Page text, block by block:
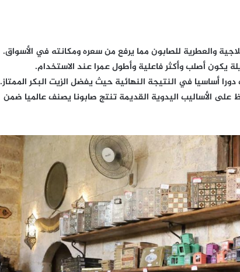
والعطرية للصابون مما يرفع من سعره ومكانته في الأسواق.
يكون أصلب وأكثر فاعلية وأطول عمرا عند الاستخدام.
دورا أساسيا في النتيجة النهائية حيث يفضل الزيت البكر الممتاز.
على الأساليب اليدوية القديمة تنتج صابونا يصنف عالميا ضمن